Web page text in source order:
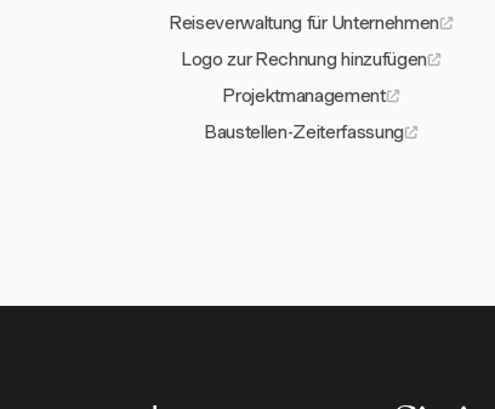
Reiseverwaltung für Unternehmen
Logo zur Rechnung hinzufügen
Projektmanagement
Baustellen-Zeiterfassung